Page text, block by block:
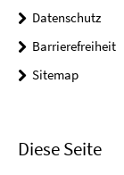
Datenschutz
Barrierefreiheit
Sitemap
Diese Seite